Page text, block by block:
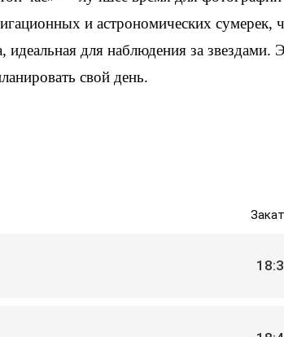
и астрономических сумерек,
идеальная для наблюдения за звездами.
свой день.
Закат